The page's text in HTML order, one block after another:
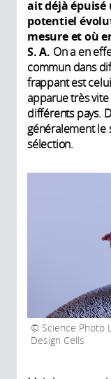
ait déjà épuisé
potentiel
mesure et où
S. A. On a en
commun dans
frappant est
apparue très
différents pays.
généralement le
sélection.
Science Photo
Design Cells